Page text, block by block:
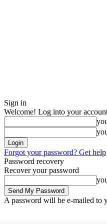
Sign in
Welcome! Log into your
Forgot your password? Get help
Password recovery
Recover your password
A password will be e-mailed to